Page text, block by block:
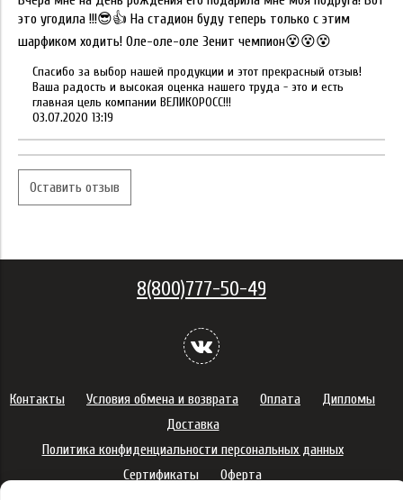
это угодила !!!😎👍 На стадион буду теперь только с этим
шарфиком ходить! Оле-оле-оле Зенит чемпион😵😵😵
Спасибо за выбор нашей продукции и этот прекрасный отзыв!
Ваша радость и высокая оценка нашего труда - это и есть
главная цель компании ВЕЛИКОРОСС!!!
03.07.2020 13:19
Оставить отзыв
8(800)777-50-49
Контакты Условия обмена и возврата Оплата
Дипломы
Доставка
Политика конфиденциальности персональных данных
Сертификаты
Оферта